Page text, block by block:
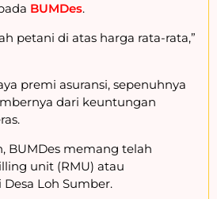
BUMDes.
petani di atas harga rata-rata,”
premi asuransi, sepenuhnya
dari keuntungan
BUMDes memang telah
unit (RMU) atau
Loh Sumber.